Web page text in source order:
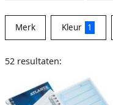
Merk Kleur 1
52 resultaten: